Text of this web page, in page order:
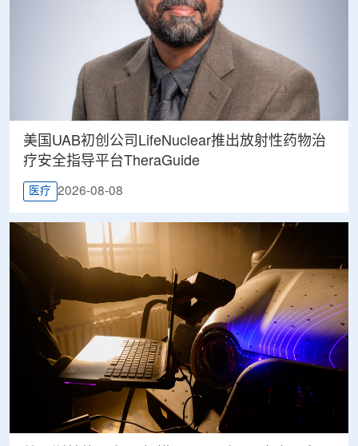
美国UAB初创公司LifeNuclear推出放射性药物治
疗安全指导平台TheraGuide
医疗 2026-08-08